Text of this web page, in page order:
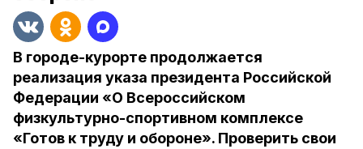
В городе-курорте продолжается
реализация указа президента Российской
Федерации «О Всероссийском
физкультурно-спортивном комплексе
«Готов к труду и обороне». Проверить свои